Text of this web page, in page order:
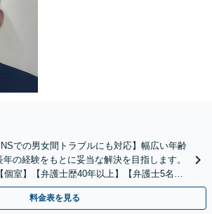
での男女間トラブルにも対応】幅広い年齢
の経験をもとに妥当な解決を目指します。
個室】【弁護士歴40年以上】【弁護士5名の
料金表を見る